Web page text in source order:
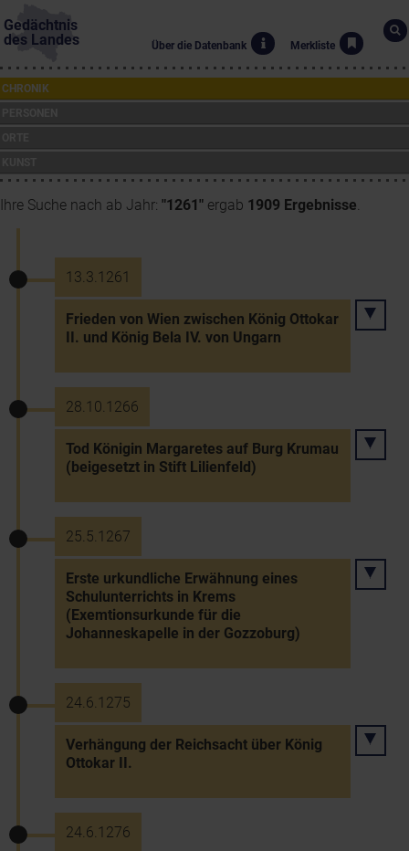
Gedächtnis
des Landes
Über die Datenbank Merkliste
CHRONIK
Ihre Suche nach ab Jahr: "1261" ergab 1909 Ergebnisse.
13.3.1261
Frieden von Wien zwischen König Ottokar
II. und König Bela IV. von Ungarn
28.10.1266
Tod Königin Margaretes auf Burg Krumau
(beigesetzt in Stift Lilienfeld)
25.5.1267
Erste urkundliche Erwähnung eines
Schulunterrichts in Krems
(Exemtionsurkunde für die
Johanneskapelle in der Gozzoburg)
24.6.1275
Verhängung der Reichsacht über König
Ottokar II.
24.6.1276